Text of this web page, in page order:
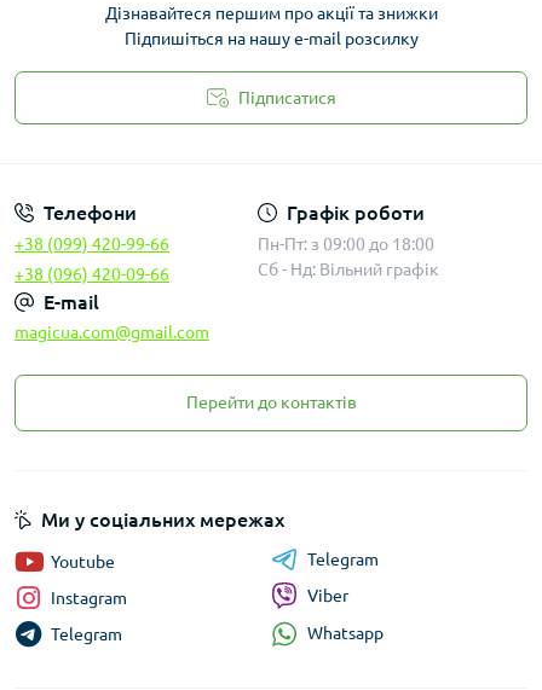
Дізнавайтеся першим про акції та знижки
Підпишіться на нашу e-mail розсилку
Підписатися
Телефони
+38 (099) 420-99-66
+38 (096) 420-09-66
Графік роботи
Пн-Пт: з 09:00 до 18:00
Сб - Нд: Вільний графік
E-mail
magicua.com@gmail.com
Перейти до контактів
Ми у соціальних мережах
Youtube
Instagram
Telegram
Telegram
Viber
Whatsapp